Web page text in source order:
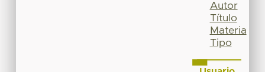
Autor
Título
Materia
Tipo